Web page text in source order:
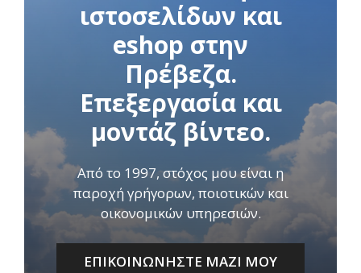
ιστοσελίδων και
eshop στην
Πρέβεζα.
Επεξεργασία και
μοντάζ βίντεο.
Από το 1997, στόχος μου είναι η
παροχή γρήγορων, ποιοτικών και
οικονομικών υπηρεσιών.
ΕΠΙΚΟΙΝΩΝΗΣΤΕ ΜΑΖΙ ΜΟΥ